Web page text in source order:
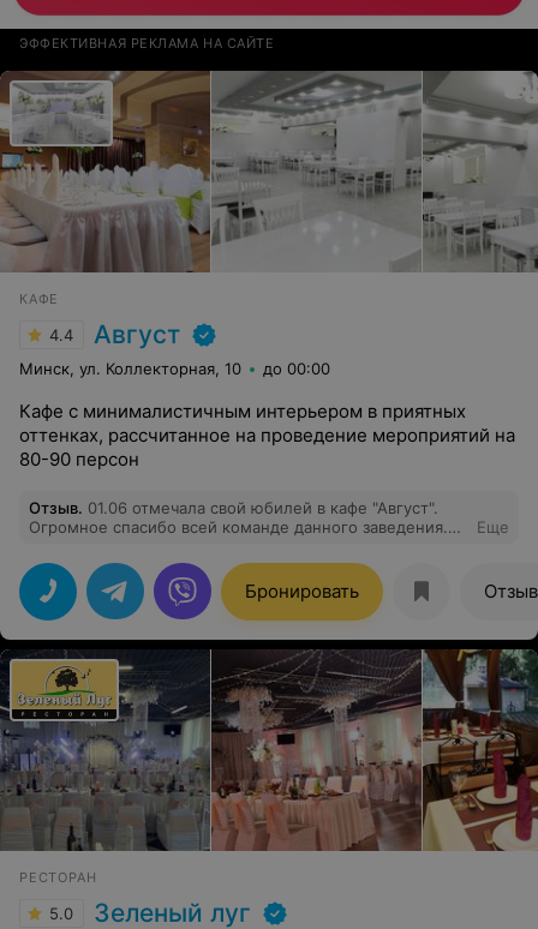
ЭФФЕКТИВНАЯ РЕКЛАМА НА САЙТЕ
КАФЕ
4.4 Август
Минск, ул. Коллекторная, 10 до 00:00
Кафе с минималистичным интерьером в приятных
оттенках, рассчитанное на проведение мероприятий на
80-90 персон
Отзыв. 01.06 отмечала свой юбилей в кафе "Август".
Огромное спасибо всей команде данного заведения.
в своем деле. Кухня - бомба! Живая музыка - огонь!
Компания из 25 человек получила массу эмоций. Вы
молодцы! Огромная благодарность за помощь в
выборе меню. Стол ломился от разнообразия блюд.
Всё вкусное и сытное. Порции большие. Так держать!
Процветания вашему заведению. Обещаю ещё
вернуться.
Еще
Бронировать
РЕСТОРАН
5.0 Зеленый луг